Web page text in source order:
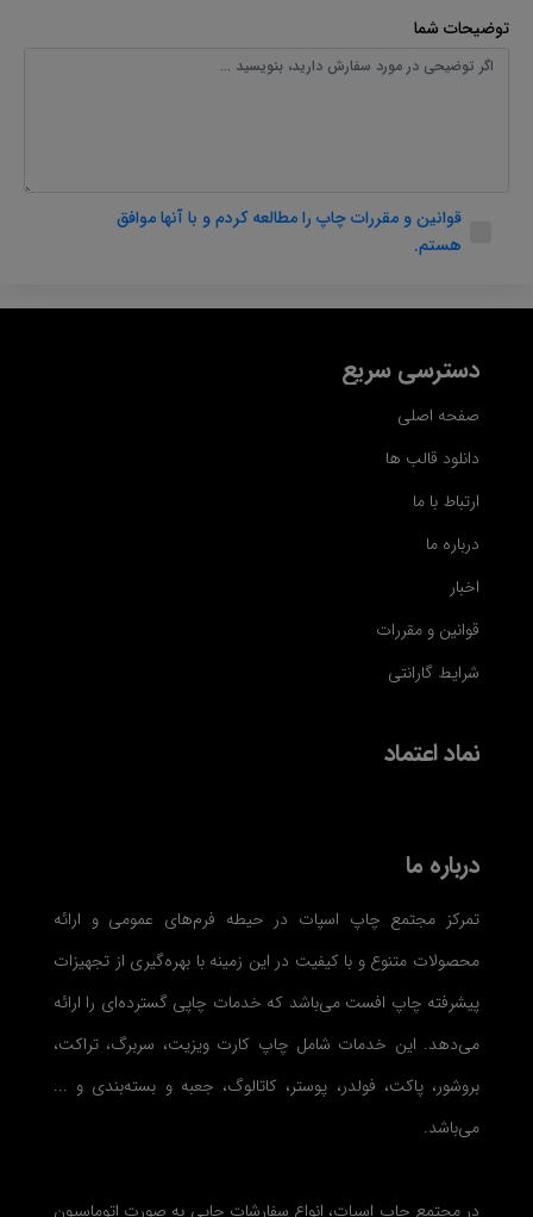
توضیحات شما
قوانین و مقررات چاپ را مطالعه کردم و با آنها موافق
هستم.
دسترسی سریع
صفحه اصلی
دانلود قالب ها
ارتباط با ما
درباره ما
اخبار
قوانین و مقررات
شرایط گارانتی
نماد اعتماد
درباره ما
تمرکز مجتمع چاپ اسپات در حیطه فرم‌های عمومی و ارائه
محصولات متنوع و با کیفیت در این زمینه با بهره‌گیری از تجهیزات
پیشرفته چاپ افست می‌باشد که خدمات چاپی گسترده‌ای را ارائه
می‌دهد. این خدمات شامل چاپ کارت ویزیت، سربرگ، تراکت،
بروشور، پاکت، فولدر، پوستر، کاتالوگ، جعبه و بسته‌بندی و ...
می‌باشد.
در مجتمع چاپ اسپات، انواع سفارشات چاپی به صورت اتوماسیون